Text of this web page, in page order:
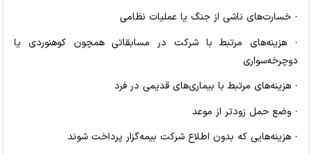
· خسارت‌های ناشی از جنگ یا عملیات نظامی
· هزینه‌های مرتبط با شرکت در مسابقاتی همچون کوهنوردی یا
دوچرخه‌سواری
· هزینه‌های مرتبط با بیماری‌های قدیمی در فرد
· وضع حمل زودتر از موعد
· هزینه‌هایی که بدون اطلاع شرکت بیمه‌گزار پرداخت شوند